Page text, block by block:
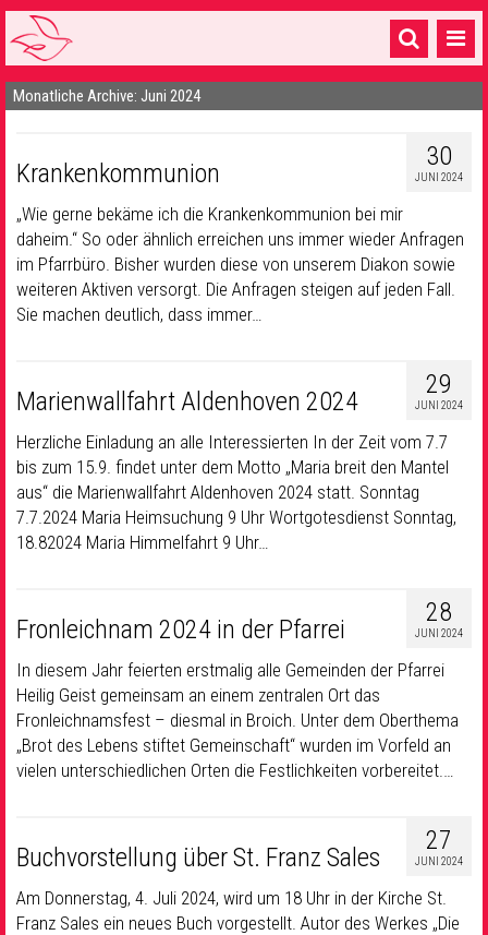
Startseite
16 Gemeinden & mehr
Gottesdienste & Sinnsuche
Sakramente & Feste
Gemeinschaft & Soziales
Seelsorge & Kontakt
Monatliche Archive: Juni 2024
30
JUNI 2024
Krankenkommunion
„Wie gerne bekäme ich die Krankenkommunion bei mir
daheim.“ So oder ähnlich erreichen uns immer wieder Anfragen
im Pfarrbüro. Bisher wurden diese von unserem Diakon sowie
weiteren Aktiven versorgt. Die Anfragen steigen auf jeden Fall.
Sie machen deutlich, dass immer…
29
JUNI 2024
Marienwallfahrt Aldenhoven 2024
Herzliche Einladung an alle Interessierten In der Zeit vom 7.7
bis zum 15.9. findet unter dem Motto „Maria breit den Mantel
aus“ die Marienwallfahrt Aldenhoven 2024 statt. Sonntag
7.7.2024 Maria Heimsuchung 9 Uhr Wortgotesdienst Sonntag,
18.82024 Maria Himmelfahrt 9 Uhr…
28
JUNI 2024
Fronleichnam 2024 in der Pfarrei
In diesem Jahr feierten erstmalig alle Gemeinden der Pfarrei
Heilig Geist gemeinsam an einem zentralen Ort das
Fronleichnamsfest – diesmal in Broich. Unter dem Oberthema
„Brot des Lebens stiftet Gemeinschaft“ wurden im Vorfeld an
vielen unterschiedlichen Orten die Festlichkeiten vorbereitet.…
27
JUNI 2024
Buchvorstellung über St. Franz Sales
Am Donnerstag, 4. Juli 2024, wird um 18 Uhr in der Kirche St.
Franz Sales ein neues Buch vorgestellt. Autor des Werkes „Die